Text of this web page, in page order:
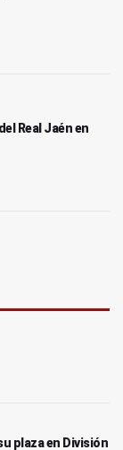
Real Jaén en
plaza en División